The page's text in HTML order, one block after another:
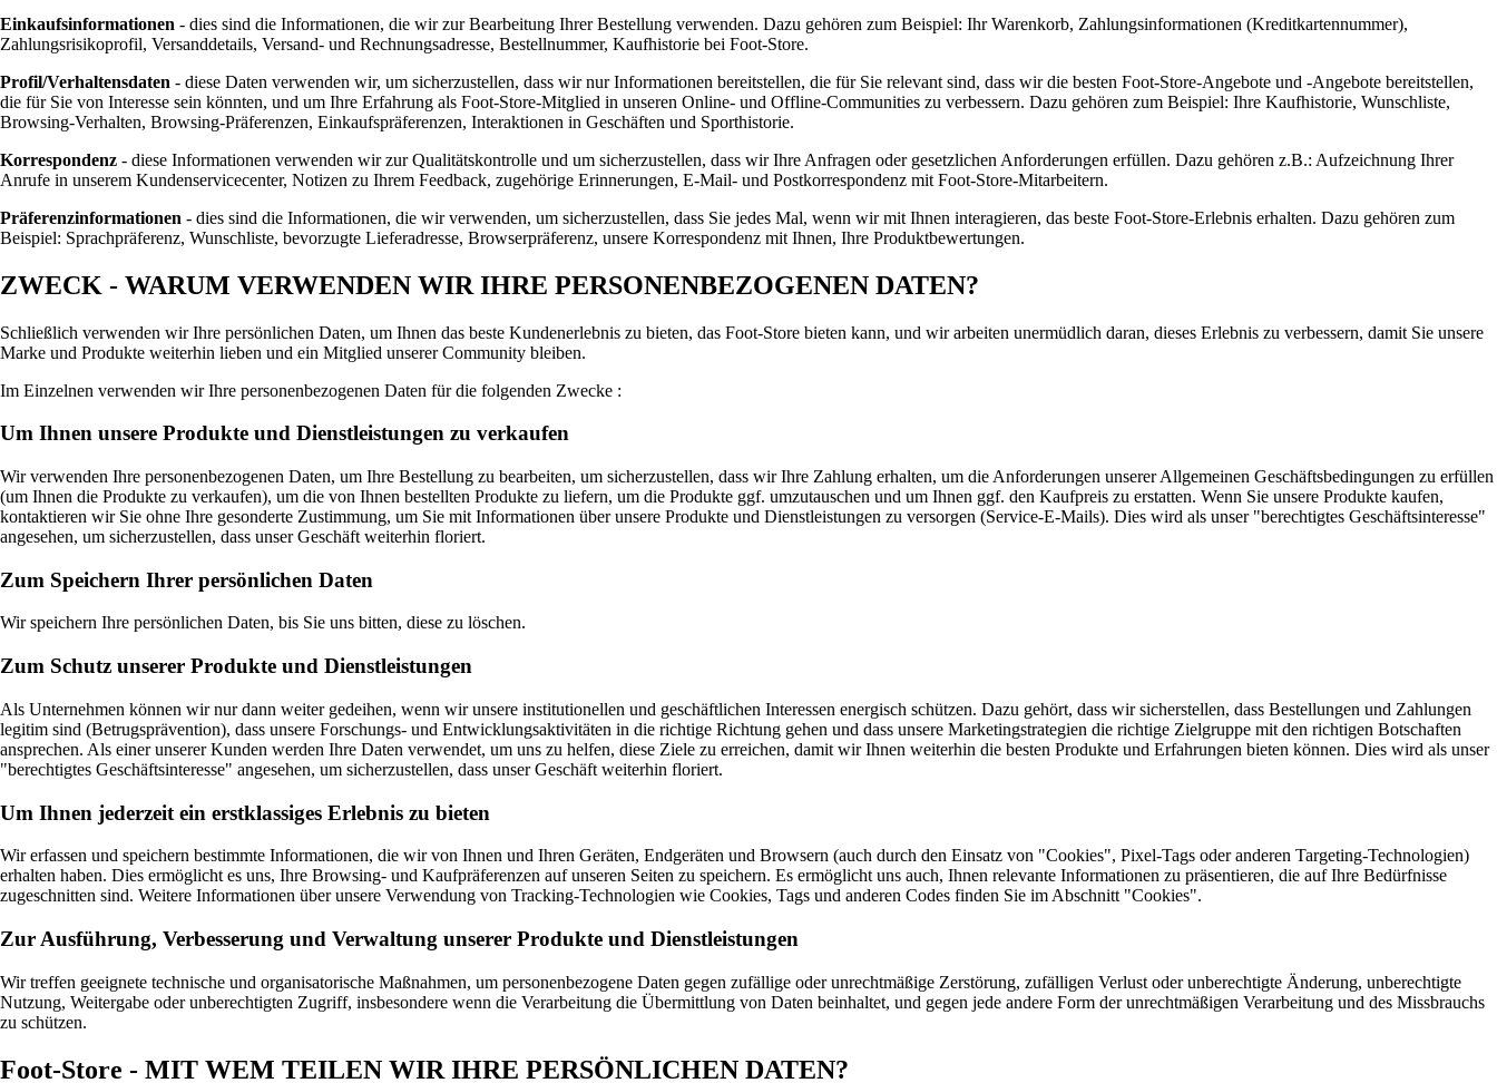
Einkaufsinformationen - dies sind die Informationen, die wir zur Bearbeitung Ihrer Bestellung verwenden. Dazu gehören zum Beispiel: Ihr Warenkorb, Zahlungsinformationen (Kreditkartennummer),
Zahlungsrisikoprofil, Versanddetails, Versand- und Rechnungsadresse, Bestellnummer, Kaufhistorie bei Foot-Store.
Profil/Verhaltensdaten - diese Daten verwenden wir, um sicherzustellen, dass wir nur Informationen bereitstellen, die für Sie relevant sind, dass wir die besten Foot-Store-Angebote und -Angebote bereitstellen,
die für Sie von Interesse sein könnten, und um Ihre Erfahrung als Foot-Store-Mitglied in unseren Online- und Offline-Communities zu verbessern. Dazu gehören zum Beispiel: Ihre Kaufhistorie, Wunschliste,
Browsing-Verhalten, Browsing-Präferenzen, Einkaufspräferenzen, Interaktionen in Geschäften und Sporthistorie.
Korrespondenz - diese Informationen verwenden wir zur Qualitätskontrolle und um sicherzustellen, dass wir Ihre Anfragen oder gesetzlichen Anforderungen erfüllen. Dazu gehören z.B.: Aufzeichnung Ihrer
Anrufe in unserem Kundenservicecenter, Notizen zu Ihrem Feedback, zugehörige Erinnerungen, E-Mail- und Postkorrespondenz mit Foot-Store-Mitarbeitern.
Präferenzinformationen - dies sind die Informationen, die wir verwenden, um sicherzustellen, dass Sie jedes Mal, wenn wir mit Ihnen interagieren, das beste Foot-Store-Erlebnis erhalten. Dazu gehören zum
Beispiel: Sprachpräferenz, Wunschliste, bevorzugte Lieferadresse, Browserpräferenz, unsere Korrespondenz mit Ihnen, Ihre Produktbewertungen.
ZWECK - WARUM VERWENDEN WIR IHRE PERSONENBEZOGENEN DATEN?
Schließlich verwenden wir Ihre persönlichen Daten, um Ihnen das beste Kundenerlebnis zu bieten, das Foot-Store bieten kann, und wir arbeiten unermüdlich daran, dieses Erlebnis zu verbessern, damit Sie unsere
Marke und Produkte weiterhin lieben und ein Mitglied unserer Community bleiben.
Im Einzelnen verwenden wir Ihre personenbezogenen Daten für die folgenden Zwecke :
Um Ihnen unsere Produkte und Dienstleistungen zu verkaufen
Wir verwenden Ihre personenbezogenen Daten, um Ihre Bestellung zu bearbeiten, um sicherzustellen, dass wir Ihre Zahlung erhalten, um die Anforderungen unserer Allgemeinen Geschäftsbedingungen zu erfüllen
(um Ihnen die Produkte zu verkaufen), um die von Ihnen bestellten Produkte zu liefern, um die Produkte ggf. umzutauschen und um Ihnen ggf. den Kaufpreis zu erstatten. Wenn Sie unsere Produkte kaufen,
kontaktieren wir Sie ohne Ihre gesonderte Zustimmung, um Sie mit Informationen über unsere Produkte und Dienstleistungen zu versorgen (Service-E-Mails). Dies wird als unser "berechtigtes Geschäftsinteresse"
angesehen, um sicherzustellen, dass unser Geschäft weiterhin floriert.
Zum Speichern Ihrer persönlichen Daten
Wir speichern Ihre persönlichen Daten, bis Sie uns bitten, diese zu löschen.
Zum Schutz unserer Produkte und Dienstleistungen
Als Unternehmen können wir nur dann weiter gedeihen, wenn wir unsere institutionellen und geschäftlichen Interessen energisch schützen. Dazu gehört, dass wir sicherstellen, dass Bestellungen und Zahlungen
legitim sind (Betrugsprävention), dass unsere Forschungs- und Entwicklungsaktivitäten in die richtige Richtung gehen und dass unsere Marketingstrategien die richtige Zielgruppe mit den richtigen Botschaften
ansprechen. Als einer unserer Kunden werden Ihre Daten verwendet, um uns zu helfen, diese Ziele zu erreichen, damit wir Ihnen weiterhin die besten Produkte und Erfahrungen bieten können. Dies wird als unser
"berechtigtes Geschäftsinteresse" angesehen, um sicherzustellen, dass unser Geschäft weiterhin floriert.
Um Ihnen jederzeit ein erstklassiges Erlebnis zu bieten
Wir erfassen und speichern bestimmte Informationen, die wir von Ihnen und Ihren Geräten, Endgeräten und Browsern (auch durch den Einsatz von "Cookies", Pixel-Tags oder anderen Targeting-Technologien)
erhalten haben. Dies ermöglicht es uns, Ihre Browsing- und Kaufpräferenzen auf unseren Seiten zu speichern. Es ermöglicht uns auch, Ihnen relevante Informationen zu präsentieren, die auf Ihre Bedürfnisse
zugeschnitten sind. Weitere Informationen über unsere Verwendung von Tracking-Technologien wie Cookies, Tags und anderen Codes finden Sie im Abschnitt "Cookies".
Zur Ausführung, Verbesserung und Verwaltung unserer Produkte und Dienstleistungen
Wir treffen geeignete technische und organisatorische Maßnahmen, um personenbezogene Daten gegen zufällige oder unrechtmäßige Zerstörung, zufälligen Verlust oder unberechtigte Änderung, unberechtigte
Nutzung, Weitergabe oder unberechtigten Zugriff, insbesondere wenn die Verarbeitung die Übermittlung von Daten beinhaltet, und gegen jede andere Form der unrechtmäßigen Verarbeitung und des Missbrauchs
zu schützen.
Foot-Store - MIT WEM TEILEN WIR IHRE PERSÖNLICHEN DATEN?